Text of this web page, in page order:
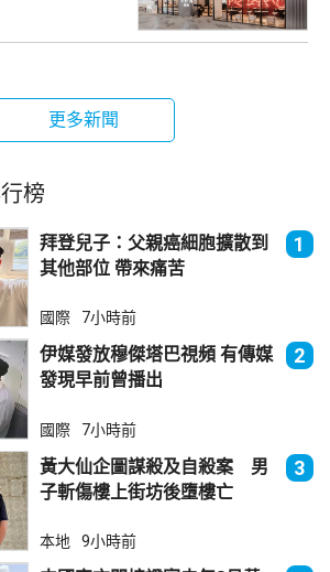
更多新聞
榜
拜登兒子：父親癌細胞擴散到
其他部位 帶來痛苦
1
國際 7小時前
伊媒發放穆傑塔巴視頻 有傳媒
發現早前曾播出
2
國際 7小時前
黃大仙企圖謀殺及自殺案 男
子斬傷樓上街坊後墮樓亡
3
本地 9小時前